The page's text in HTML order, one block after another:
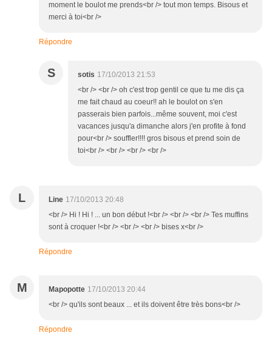
moment le boulot me prends<br /> tout mon temps. Bisous et
merci à toi<br />
Répondre
S sotis 17/10/2013 21:53
<br /> <br /> oh c'est trop gentil ce que tu me dis ça
me fait chaud au coeur!! ah le boulot on s'en
passerais bien parfois...même souvent, moi c'est
vacances jusqu'a dimanche alors j'en profite à fond
pour<br /> souffler!!!! gros bisous et prend soin de
toi<br /> <br /> <br /> <br />
L Line 17/10/2013 20:48
<br /> Hi ! Hi ! ... un bon début !<br /> <br /> <br /> Tes muffins
sont à croquer !<br /> <br /> <br /> bises x<br />
Répondre
M Mapopotte 17/10/2013 20:44
<br /> qu'ils sont beaux ... et ils doivent être très bons<br />
Répondre